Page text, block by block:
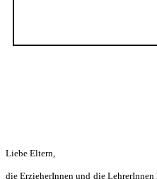
Liebe
die ErzieherInnen und die